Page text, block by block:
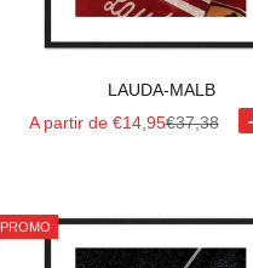
LAUDA-MALB
Prix de vente
A partir de €14,95Prix normal
€37,38
PROMO